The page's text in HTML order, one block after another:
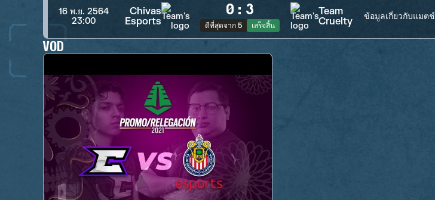
16 พ.ย. 2564
23:00
Chivas
Esports
0 : 3
ดีที่สุดจาก 5 เสร็จสิ้น
Team
Cruelty
ข้อมูลเกี่ยวกับแมตช์
VOD